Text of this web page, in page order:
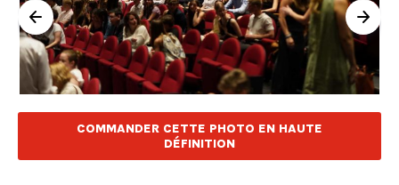
COMMANDER CETTE PHOTO EN HAUTE
DÉFINITION